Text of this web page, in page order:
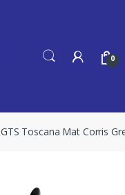
0
GTS Toscana Mat Corris